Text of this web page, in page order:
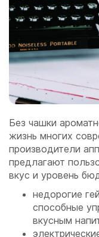
Без чашки
жизнь многих
производители
предлагают
вкус и уровень
недорогие
способные
вкусным